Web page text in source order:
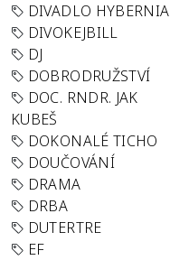
DIVADLO HYBERNIA
DIVOKEJBILL
DJ
DOBRODRUŽSTVÍ
DOC. RNDR. JAK
KUBEŠ
DOKONALÉ TICHO
DOUČOVÁNÍ
DRAMA
DRBA
DUTERTRE
EF